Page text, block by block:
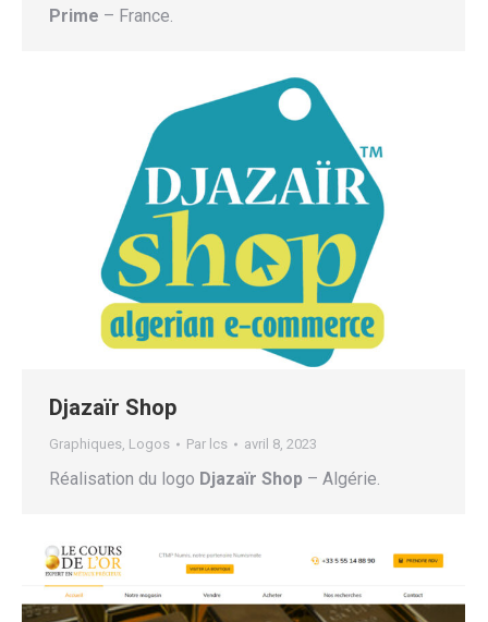
Prime – France.
Djazaïr Shop
Graphiques Logos Par lcs avril 8, 2023
Réalisation du logo Djazaïr Shop – Algérie.